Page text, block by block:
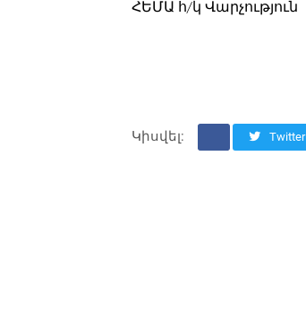
ՀԵՄԱ հ/կ Վարչություն
Կիսվել: Twitter